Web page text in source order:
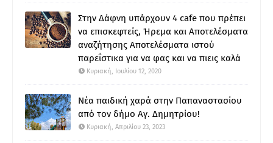
Στην Δάφνη υπάρχουν 4 cafe που πρέπει
να επισκεφτείς, Ήρεμα και Αποτελέσματα
αναζήτησης Αποτελέσματα ιστού
παρεΐστικα για να φας και να πιεις καλά
Κυριακή, Ιουλίου 12, 2020
Νέα παιδική χαρά στην Παπαναστασίου
από τον δήμο Αγ. Δημητρίου!
Κυριακή, Απριλίου 23, 2023